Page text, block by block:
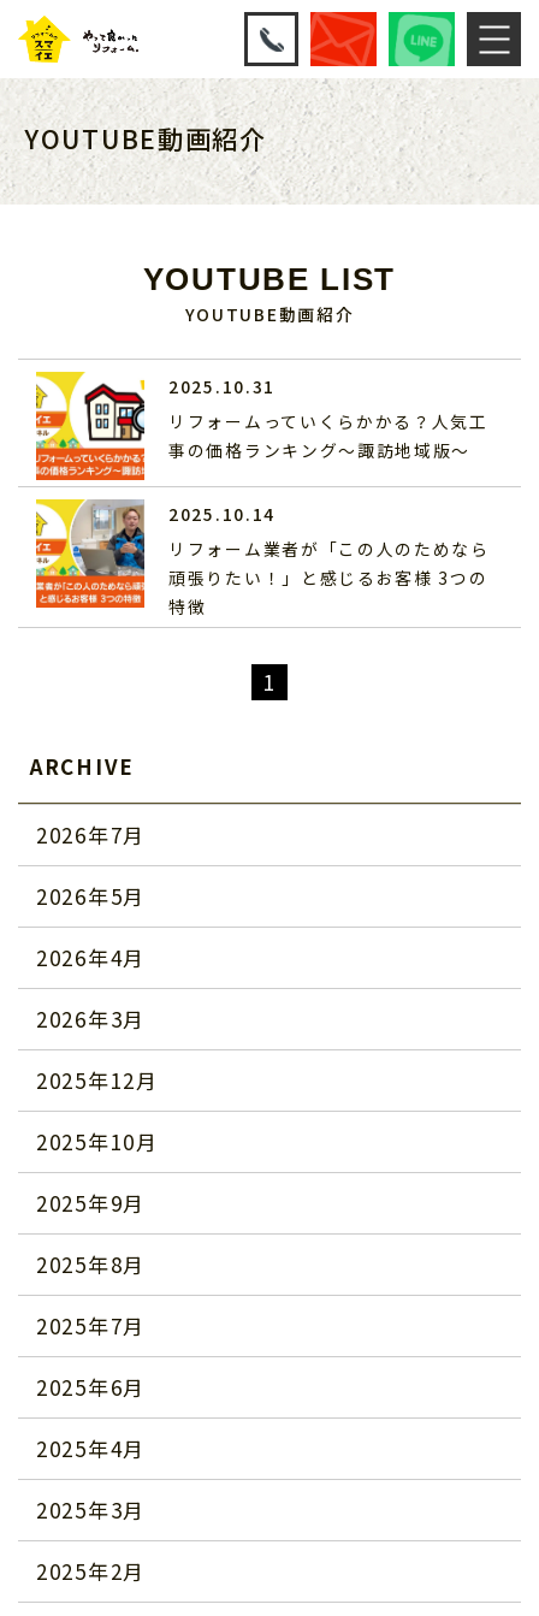
YOUTUBE動画紹介
YOUTUBE LIST
YOUTUBE動画紹介
2025.10.31
リフォームっていくらかかる？人気工
事の価格ランキング～諏訪地域版～
2025.10.14
リフォーム業者が「この人のためなら
頑張りたい！」と感じるお客様 3つの
特徴
1
ARCHIVE
2026年7月
2026年5月
2026年4月
2026年3月
2025年12月
2025年10月
2025年9月
2025年8月
2025年7月
2025年6月
2025年4月
2025年3月
2025年2月